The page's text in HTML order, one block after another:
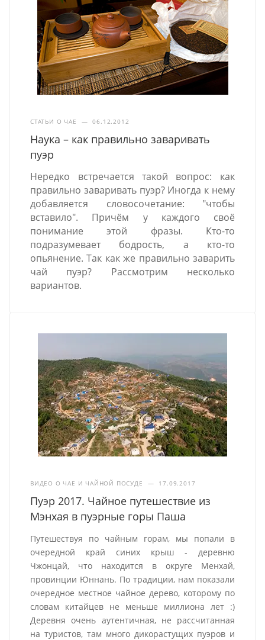
СТАТЬИ О ЧАЕ — 06.12.2012
Наука – как правильно заваривать
пуэр
Нередко встречается такой вопрос: как
правильно заваривать пуэр? Иногда к нему
добавляется словосочетание: "чтобы
вставило". Причём у каждого своё
понимание этой фразы. Кто-то
подразумевает бодрость, а кто-то
опьянение. Так как же правильно заварить
чай пуэр? Рассмотрим несколько
вариантов.
ВИДЕО О ЧАЕ И ЧАЙНОЙ ПОСУДЕ — 17.09.2017
Пуэр 2017. Чайное путешествие из
Мэнхая в пуэрные горы Паша
Путешествуя по чайным горам, мы попали в
очередной край синих крыш - деревню
Чжонцай, что находится в округе Менхай,
провинции Юннань. По традиции, нам показали
очередное местное чайное дерево, которому по
словам китайцев не меньше миллиона лет :)
Деревня очень аутентичная, не рассчитанная
на туристов, там много дикорастущих пуэров и